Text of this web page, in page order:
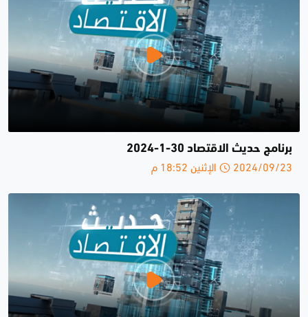
برنامج حديث الاقتصاد 30-1-2024
2024/09/23 الإثنين 18:52 م